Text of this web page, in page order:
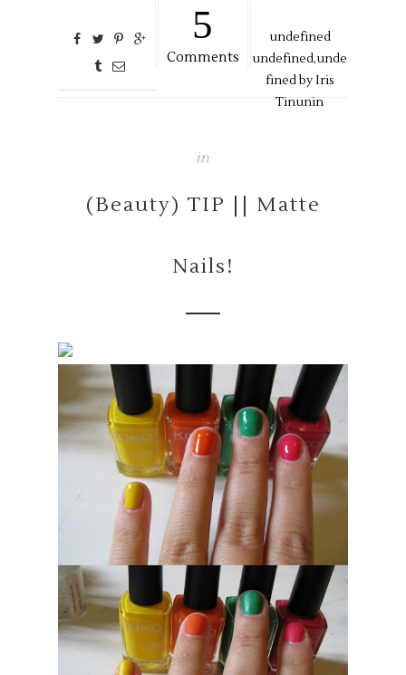
5
Comments
undefined
undefined,unde
fined byIris
Tinunin
in
(Beauty) TIP || Matte
Nails!